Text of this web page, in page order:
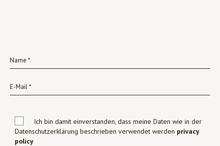
Ich bin damit einverstanden, dass meine Daten wie in der
Datenschutzerklärung beschrieben verwendet werden privacy
policy